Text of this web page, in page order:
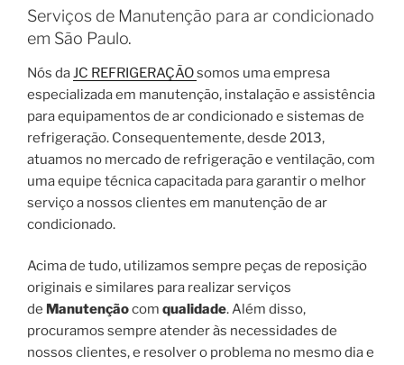
Serviços de Manutenção para ar condicionado
em São Paulo.
Nós daJC REFRIGERAÇÃOsomos uma empresa
especializada em manutenção, instalação e assistência
para equipamentos de ar condicionado e sistemas de
refrigeração. Consequentemente, desde 2013,
atuamos no mercado de refrigeração e ventilação, com
uma equipe técnica capacitada para garantir o melhor
serviço a nossos clientes em manutenção de ar
condicionado.
Acima de tudo, utilizamos sempre peças de reposição
originais e similares para realizar serviços
de Manutençãocom qualidade. Além disso,
procuramos sempre atender às necessidades de
nossos clientes, e resolver o problema no mesmo dia e